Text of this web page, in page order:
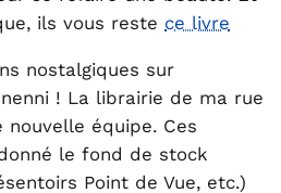
ils vous reste ce livre
nostalgiques sur
! La librairie de ma rue
équipe. Ces
le fond de stock
Point de Vue, etc.)